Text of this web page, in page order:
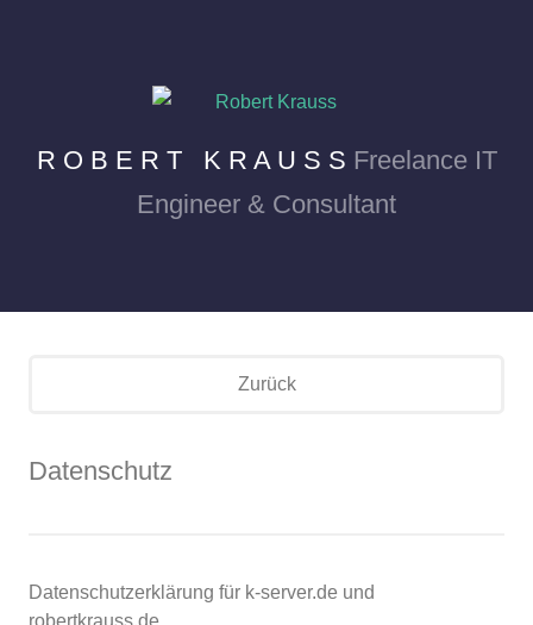
R O B E R T K R A U S S Freelance IT
Engineer & Consultant
Zurück
Datenschutz
Datenschutzerklärung für k-server.de und
robertkrauss.de